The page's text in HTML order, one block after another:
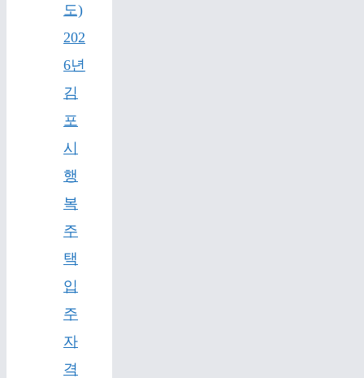
도)
202
6년
김
포
시
행
복
주
택
입
주
자
격